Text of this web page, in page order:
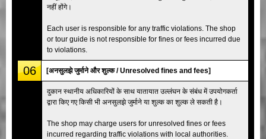
नहीं होंगे।
Each user is responsible for any traffic violations. The shop
or tour guide is not responsible for fines or fees incurred due
to violations.
06 [अनसुलझे जुर्माने और शुल्क / Unresolved fines and fees]
दुकान स्थानीय अधिकारियों के साथ यातायात उल्लंघन के संबंध में उपयोगकर्ता
द्वारा किए गए किसी भी अनसुलझे जुर्माने या शुल्क का शुल्क ले सकती है।
The shop may charge users for unresolved fines or fees
incurred regarding traffic violations with local authorities.